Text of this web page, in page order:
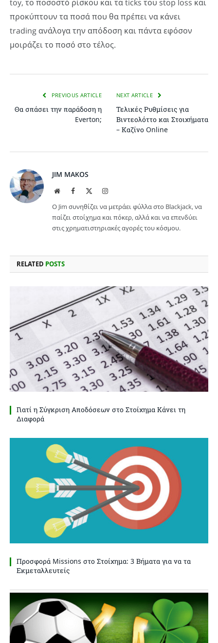
toy, το ποσοστό ρίσκου και τα ticks του stop loss και
προκύπτουν τα ποσά που θα πρέπει να κάνει
trading ανάλογα την απόδοση και πάντα εφόσον
μοιράζει το ποσό στο τέλος.
PREVIOUS ARTICLE
Θα σπάσει την παράδοση η
Everton;
NEXT ARTICLE
Τελικές Ρυθμίσεις για
Βιντεολόττο και Στοιχήματα
– Καζίνο Online
JIM MAKOS
WebsiteFacebook Instagram
Ο Jim συνηθίζει να μετράει φύλλα στο Blackjack, να
παίζει στοίχημα και πόκερ, αλλά και να επενδύει
στις χρηματιστηριακές αγορές του κόσμου.
RELATED POSTS
Γιατί η Σύγκριση Αποδόσεων στο Στοίχημα Κάνει τη
Διαφορά
Προσφορά Missions στο Στοίχημα: 3 Βήματα για να τα
Εκμεταλλευτείς